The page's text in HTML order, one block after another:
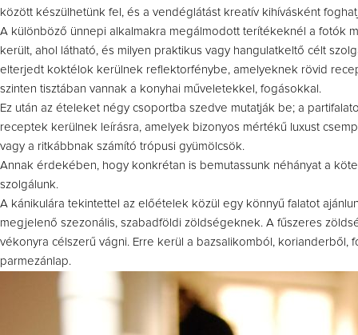
között készülhetünk fel, és a vendéglátást kreatív kihívásként
A különböző ünnepi alkalmakra megálmodott terítékeknél a fotók
került, ahol látható, és milyen praktikus vagy hangulatkeltő célt
elterjedt koktélok kerülnek reflektorfénybe, amelyeknek rövid
szinten tisztában vannak a konyhai műveletekkel, fogásokkal.
Ez után az ételeket négy csoportba szedve mutatják be; a
receptek kerülnek leírásra, amelyek bizonyos mértékű luxust
vagy a ritkábbnak számító trópusi gyümölcsök.
Annak érdekében, hogy konkrétan is bemutassunk néhányat a
szolgálunk.
A kánikulára tekintettel az előételek közül egy könnyű falatot
megjelenő szezonális, szabadföldi zöldségeknek. A fűszeres
vékonyra célszerű vágni. Erre kerül a bazsalikomból,
parmezánlap.